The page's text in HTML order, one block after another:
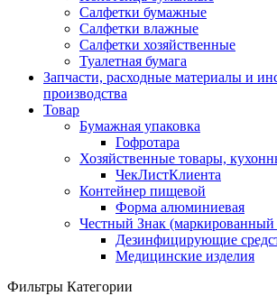
Салфетки бумажные
Салфетки влажные
Салфетки хозяйственные
Туалетная бумага
Запчасти, расходные материалы и
производства
Товар
Бумажная упаковка
Гофротара
Хозяйственные товары,
ЧекЛистКлиента
Контейнер пищевой
Форма алюминиевая
Честный Знак (маркированный
Дезинфицирующие
Медицинские изделия
Фильтры Категории